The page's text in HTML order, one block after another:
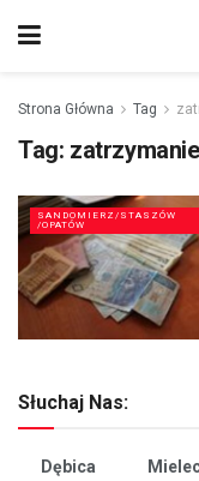
Strona Główna Tag
Tag:
SANDOMIERZ/STASZÓW
/OPATÓW
Słuchaj Nas:
Dębica